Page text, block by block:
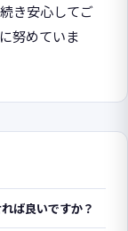
き安心してご
努めていま
ば良いですか？